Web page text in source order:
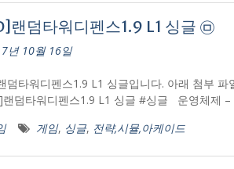
랜덤타워디펜스1.9 L1 싱글 ㉤
년 10월 16일
덤타워디펜스1.9 L1 싱글입니다. 아래 첨부
랜덤타워디펜스1.9 L1 싱글 #싱글 운영체제
게임, 싱글, 전략,시뮬,아케이드